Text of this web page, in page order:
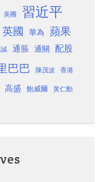
美團 習近平
英國 華為 蘋果
通脹 通關 配股
巴巴 陳茂波 香港
高盛 鮑威爾 黃仁勳